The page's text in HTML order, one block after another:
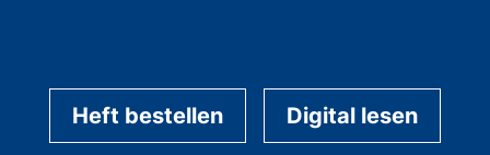
Heft bestellen Digital lesen